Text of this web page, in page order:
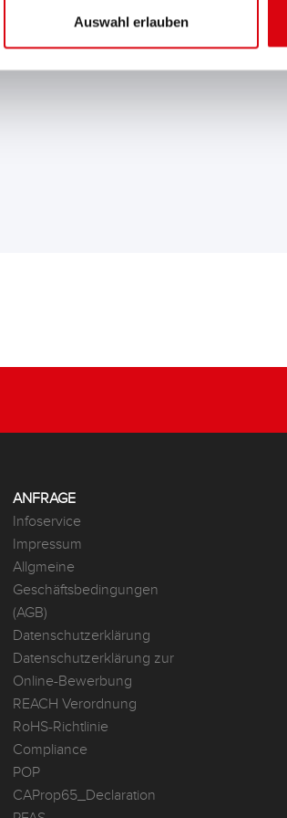
Auswahl erlauben
ANFRAGE
Infoservice
Impressum
Allgmeine
Geschäftsbedingungen
(AGB)
Datenschutzerklärung
Datenschutzerklärung zur
Online-Bewerbung
REACH Verordnung
RoHS-Richtlinie
Compliance
POP
CAProp65_Declaration